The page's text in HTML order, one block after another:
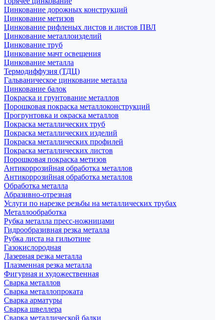
Цинкование дорожных конструкций
Цинкование метизов
Цинкование рифленых листов и листов ПВЛ
Цинкование металлоизделий
Цинкование труб
Цинкование мачт освещения
Цинкование металла
Термодиффузия (ТДЦ)
Гальваническое цинкование металла
Цинкование балок
Покраска и грунтование металлов
Порошковая покраска металлоконструкций
Прогрунтовка и окраска металлов
Покраска металлических труб
Покраска металлических изделий
Покраска металлических профилей
Покраска металлических листов
Порошковая покраска метизов
Антикоррозийная обработка металлов
Антикоррозийная обработка металлов
Обработка металла
Абразивно-отрезная
Услуги по нарезке резьбы на металлических трубах
Металлообработка
Рубка металла пресс-ножницами
Гидрообразивная резка металла
Рубка листа на гильотине
Газокислородная
Лазерная резка металла
Плазменная резка металла
Фигурная и художественная
Сварка металлов
Сварка металлопроката
Сварка арматуры
Сварка швеллера
Сварка металлической балки